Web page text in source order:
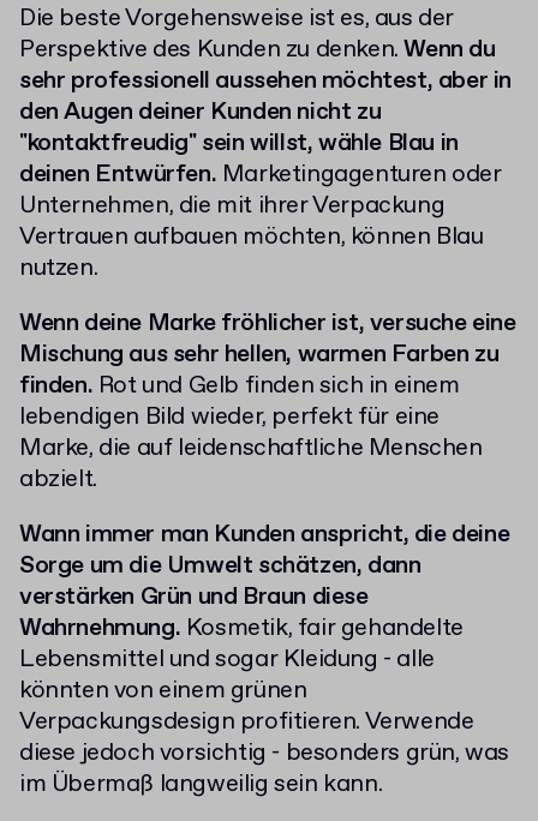
Die beste Vorgehensweise ist es, aus der
Perspektive des Kunden zu denken.Wenn du
sehr professionell aussehen möchtest, aber in
den Augen deiner Kunden nicht zu
"kontaktfreudig" sein willst, wähle Blau in
deinen Entwürfen. Marketingagenturen oder
Unternehmen, die mit ihrer Verpackung
Vertrauen aufbauen möchten, können Blau
nutzen.
Wenn deine Marke fröhlicher ist, versuche eine
Mischung aus sehr hellen, warmen Farben zu
finden. Rot und Gelb finden sich in einem
lebendigen Bild wieder, perfekt für eine
Marke, die auf leidenschaftliche Menschen
abzielt.
Wann immer man Kunden anspricht, die deine
Sorge um die Umwelt schätzen, dann
verstärken Grün und Braun diese
Wahrnehmung. Kosmetik, fair gehandelte
Lebensmittel und sogar Kleidung - alle
könnten von einem grünen
Verpackungsdesign profitieren. Verwende
diese jedoch vorsichtig - besonders grün, was
im Übermaß langweilig sein kann.